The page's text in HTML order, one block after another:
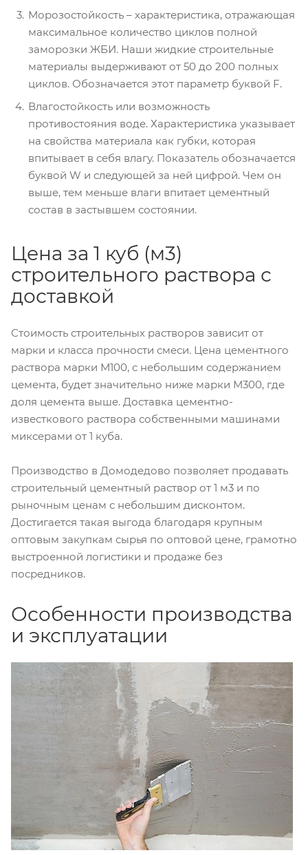
Морозостойкость – характеристика, отражающая
максимальное количество циклов полной
заморозки ЖБИ. Наши жидкие строительные
материалы выдерживают от 50 до 200 полных
циклов. Обозначается этот параметр буквой F.
Влагостойкость или возможность
противостояния воде. Характеристика указывает
на свойства материала как губки, которая
впитывает в себя влагу. Показатель обозначается
буквой W и следующей за ней цифрой. Чем он
выше, тем меньше влаги впитает цементный
состав в застывшем состоянии.
Цена за 1 куб (м3)
строительного раствора с
доставкой
Стоимость строительных растворов зависит от
марки и класса прочности смеси. Цена цементного
раствора марки М100, с небольшим содержанием
цемента, будет значительно ниже марки М300, где
доля цемента выше. Доставка цементно-
известкового раствора собственными машинами
миксерами от 1 куба.
Производство в Домодедово позволяет продавать
строительный цементный раствор от 1 м3 и по
рыночным ценам с небольшим дисконтом.
Достигается такая выгода благодаря крупным
оптовым закупкам сырья по оптовой цене, грамотно
выстроенной логистики и продаже без
посредников.
Особенности производства
и эксплуатации